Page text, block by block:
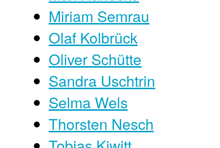
Miriam Semrau
Olaf Kolbrück
Oliver Schütte
Sandra Uschtrin
Selma Wels
Thorsten Nesch